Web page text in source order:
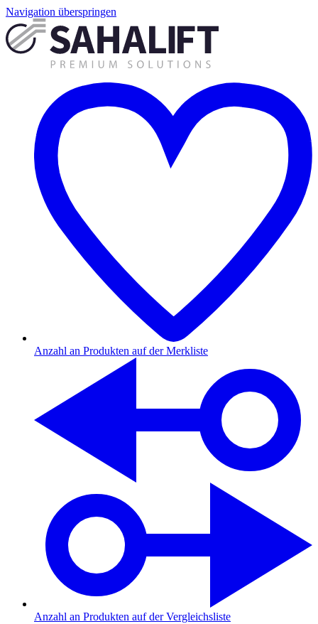
Navigation überspringen
Anzahl an Produkten auf der Merkliste
Anzahl an Produkten auf der Vergleichsliste